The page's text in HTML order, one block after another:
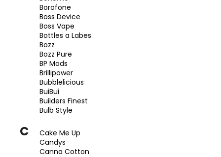
Borofone
Boss Device
Boss Vape
Bottles a Labes
Bozz
Bozz Pure
BP Mods
Brillipower
Bubblelicious
BuiBui
Builders Finest
Bulb Style
C
Cake Me Up
Candys
Canna Cotton